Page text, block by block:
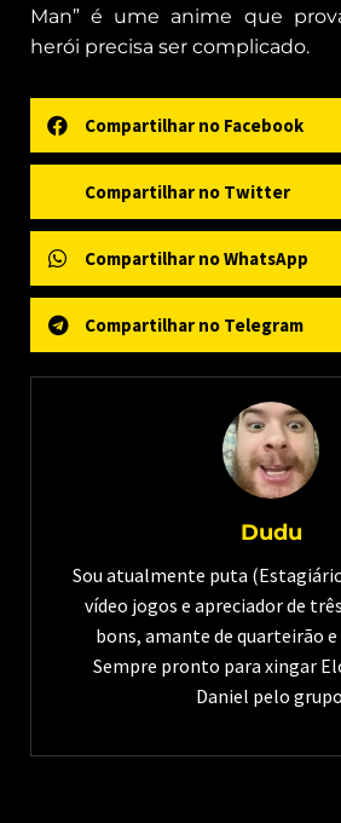
Man” é ume anime que
herói precisa ser complicado.
Compartilhar no Facebook
Compartilhar no Twitter
Compartilhar no WhatsApp
Compartilhar no Telegram
Dudu
Sou atualmente puta
vídeo jogos e apreciador de
bons, amante de quarteirão
Sempre pronto para xingar
Daniel pelo